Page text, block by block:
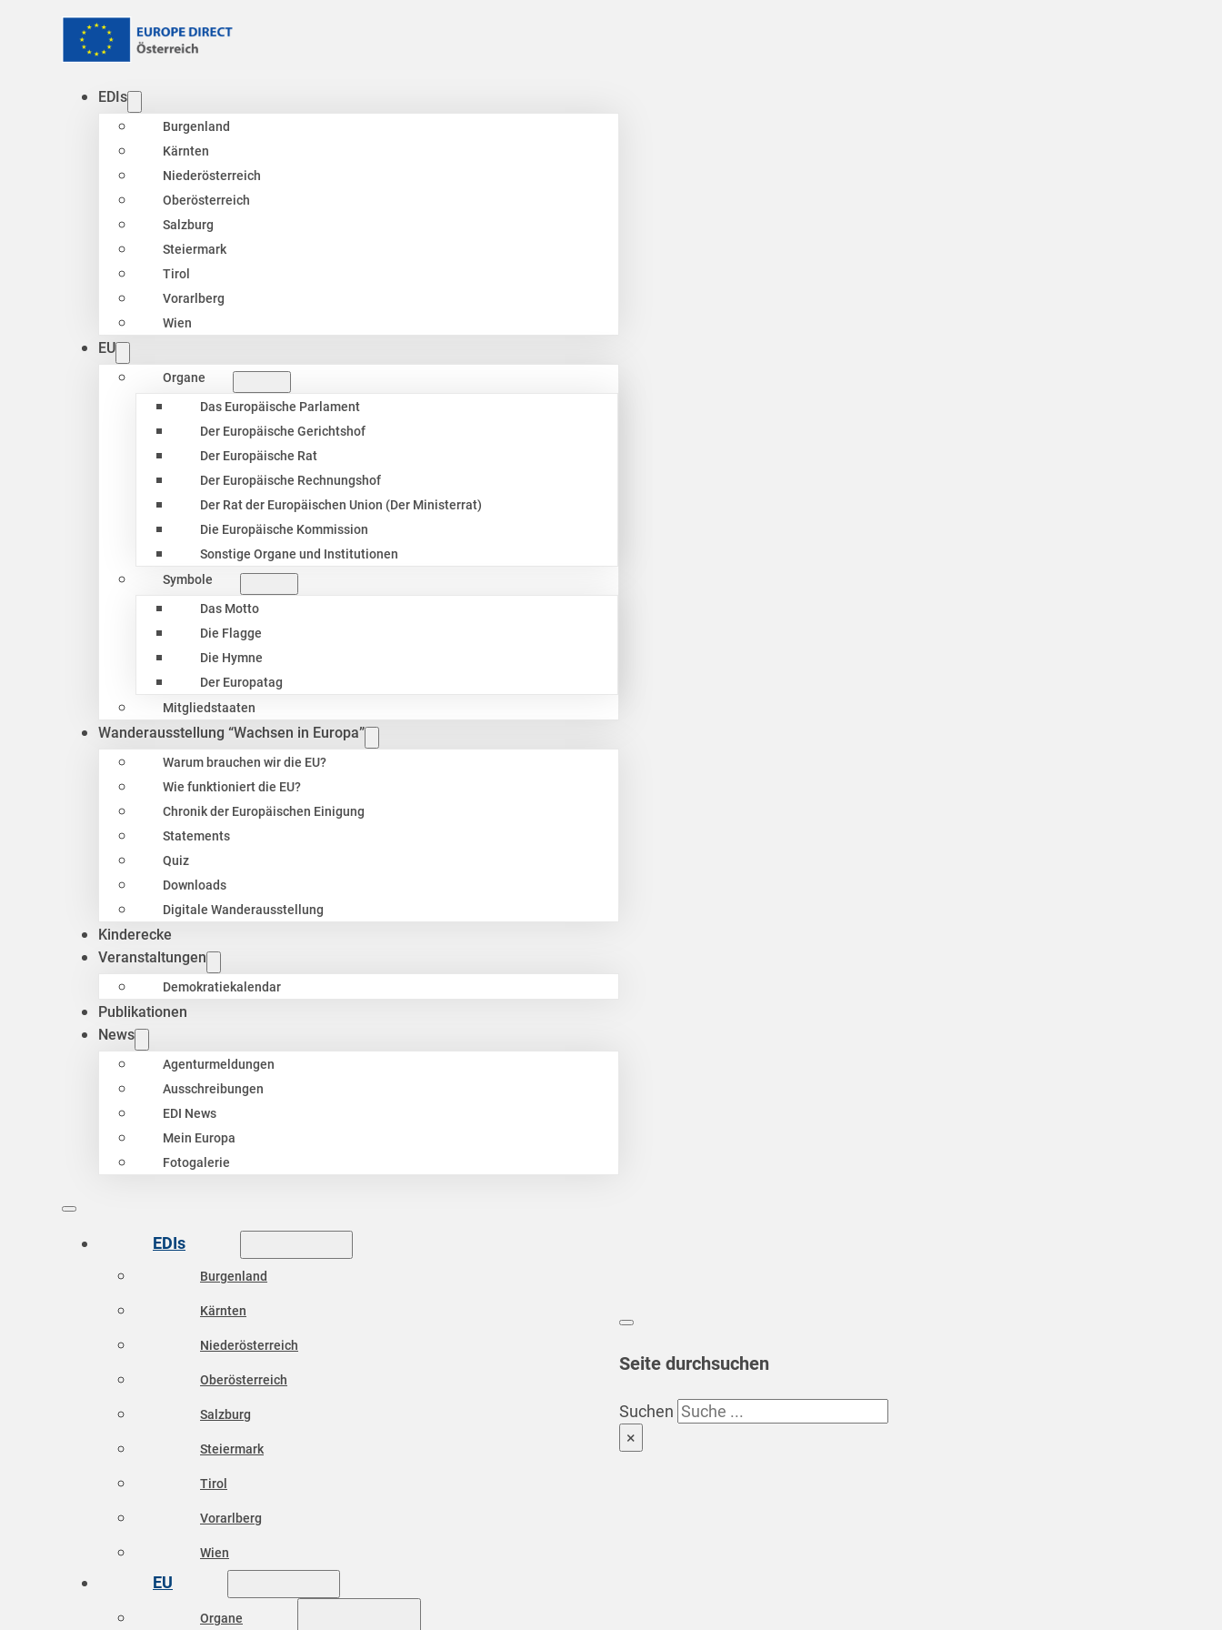
EDIs
Burgenland
Kärnten
Niederösterreich
Oberösterreich
Salzburg
Steiermark
Tirol
Vorarlberg
Wien
EU
Organe
Das Europäische Parlament
Der Europäische Gerichtshof
Der Europäische Rat
Der Europäische Rechnungshof
Der Rat der Europäischen Union (Der Ministerrat)
Die Europäische Kommission
Sonstige Organe und Institutionen
Symbole
Das Motto
Die Flagge
Die Hymne
Der Europatag
Mitgliedstaaten
Wanderausstellung “Wachsen in Europa”
Warum brauchen wir die EU?
Wie funktioniert die EU?
Chronik der Europäischen Einigung
Statements
Quiz
Downloads
Digitale Wanderausstellung
Kinderecke
Veranstaltungen
Demokratiekalendar
Publikationen
News
Agenturmeldungen
Ausschreibungen
EDI News
Mein Europa
Fotogalerie
EDIs
Burgenland
Kärnten
Niederösterreich
Oberösterreich
Salzburg
Steiermark
Tirol
Vorarlberg
Wien
EU
Organe
Seite durchsuchen
Suchen
×